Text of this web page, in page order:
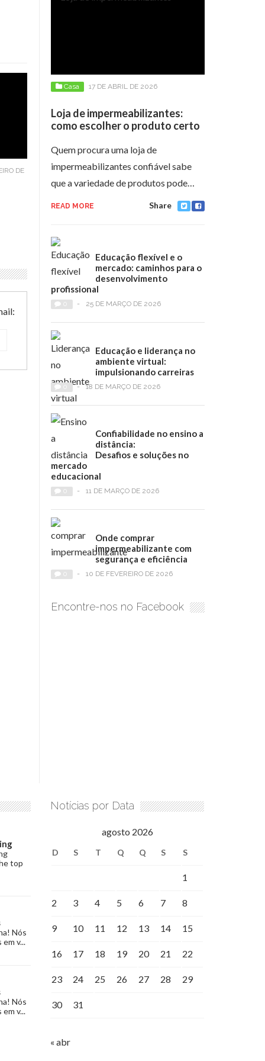
DE
Casa 17 DE ABRIL DE 2026
Loja de impermeabilizantes:
como escolher o produto certo
Quem procura uma loja de
impermeabilizantes confiável sabe
que a variedade de produtos pode…
READ MORE Share
Educação flexível e o
mercado: caminhos para o
desenvolvimento
profissional
- 25 DE MARÇO DE 2026
Educação e liderança no
ambiente virtual:
impulsionando carreiras
- 18 DE MARÇO DE 2026
Confiabilidade no ensino a
distância:
Desafios e soluções no
mercado
educacional
- 11 DE MARÇO DE 2026
Onde comprar
impermeabilizante com
segurança e eficiência
- 10 DE FEVEREIRO DE 2026
Encontre-nos no Facebook
top
Nós
v...
Nós
v...
Notícias por Data
agosto 2026
D S T Q Q S S
1
2 3 4 5 6 7 8
9 10 11 12 13 14 15
16 17 18 19 20 21 22
23 24 25 26 27 28 29
30 31
« abr